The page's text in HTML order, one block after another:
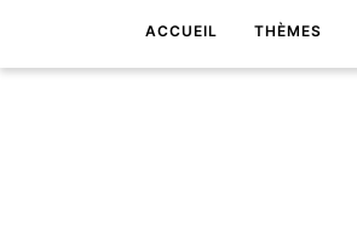
ACCUEIL THÈMES